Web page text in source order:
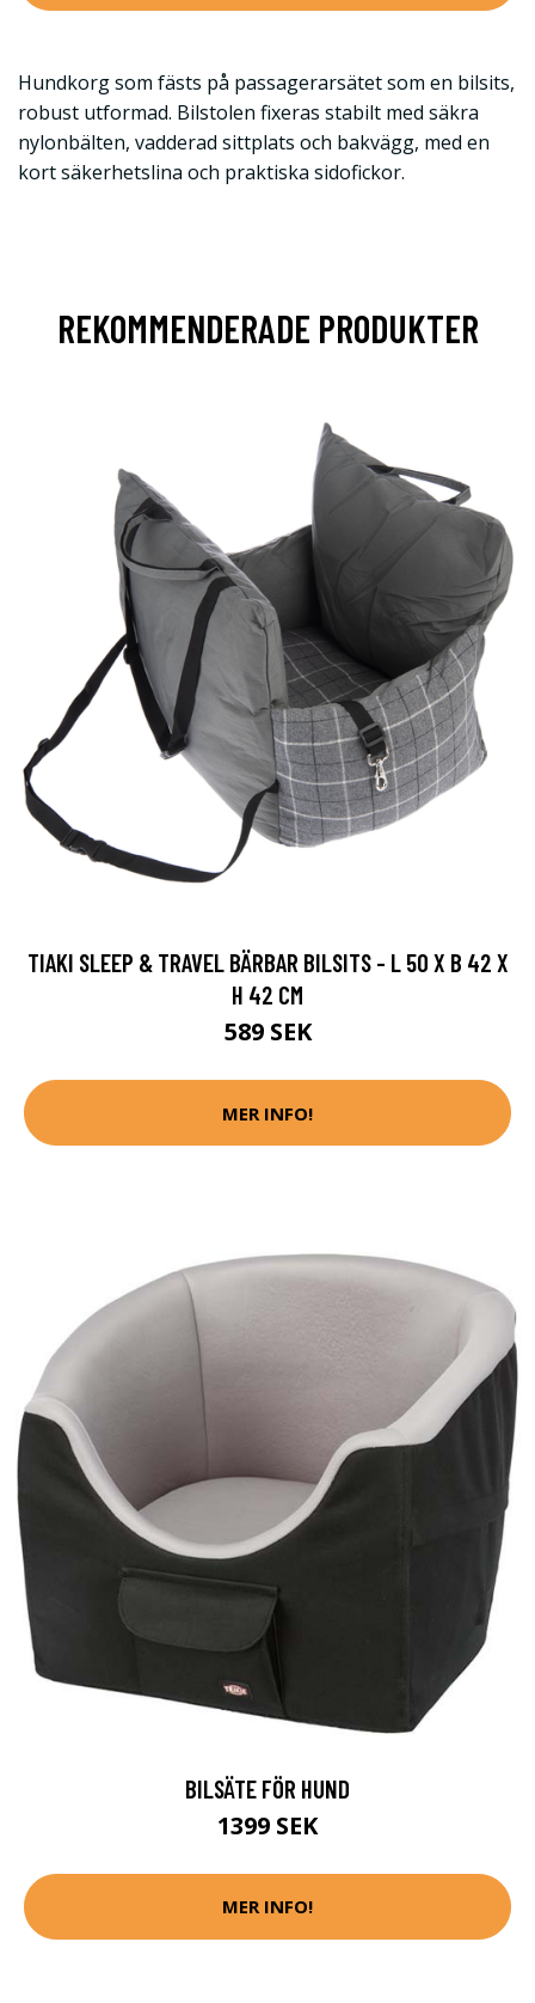
Hundkorg som fästs på passagerarsätet som en bilsits,
robust utformad. Bilstolen fixeras stabilt med säkra
nylonbälten, vadderad sittplats och bakvägg, med en
kort säkerhetslina och praktiska sidofickor.
REKOMMENDERADE PRODUKTER
TIAKI SLEEP & TRAVEL BÄRBAR BILSITS - L 50 X B 42 X
H 42 CM
589 SEK
MER INFO!
BILSÄTE FÖR HUND
1399 SEK
MER INFO!